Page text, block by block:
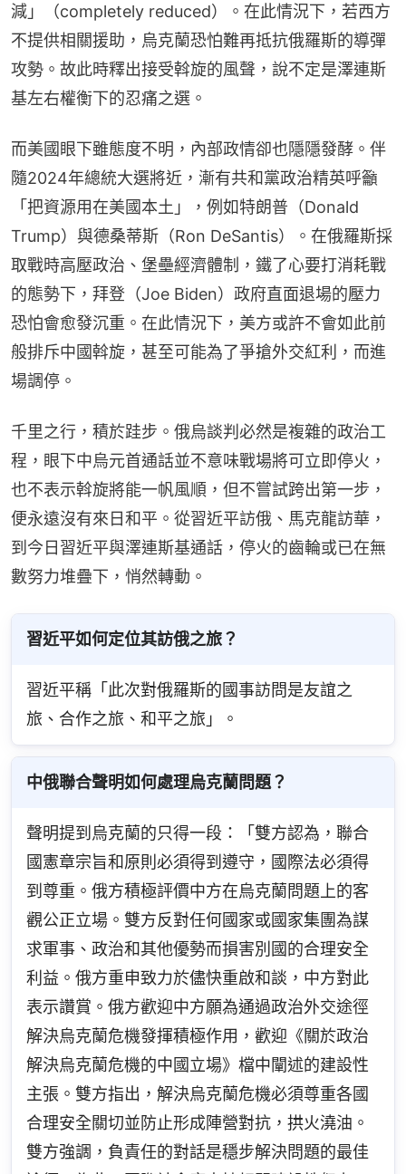
減」（completely reduced）。在此情況下，若西方
不提供相關援助，烏克蘭恐怕難再抵抗俄羅斯的導彈
攻勢。故此時釋出接受斡旋的風聲，說不定是澤連斯
基左右權衡下的忍痛之選。
而美國眼下雖態度不明，內部政情卻也隱隱發酵。伴
隨2024年總統大選將近，漸有共和黨政治精英呼籲
「把資源用在美國本土」，例如特朗普（Donald
Trump）與德桑蒂斯（Ron DeSantis）。在俄羅斯採
取戰時高壓政治、堡壘經濟體制，鐵了心要打消耗戰
的態勢下，拜登（Joe Biden）政府直面退場的壓力
恐怕會愈發沉重。在此情況下，美方或許不會如此前
般排斥中國斡旋，甚至可能為了爭搶外交紅利，而進
場調停。
千里之行，積於跬步。俄烏談判必然是複雜的政治工
程，眼下中烏元首通話並不意味戰場將可立即停火，
也不表示斡旋將能一帆風順，但不嘗試跨出第一步，
便永遠沒有來日和平。從習近平訪俄、馬克龍訪華，
到今日習近平與澤連斯基通話，停火的齒輪或已在無
數努力堆疊下，悄然轉動。
習近平如何定位其訪俄之旅？
習近平稱「此次對俄羅斯的國事訪問是友誼之
旅、合作之旅、和平之旅」。
中俄聯合聲明如何處理烏克蘭問題？
聲明提到烏克蘭的只得一段：「雙方認為，聯合
國憲章宗旨和原則必須得到遵守，國際法必須得
到尊重。俄方積極評價中方在烏克蘭問題上的客
觀公正立場。雙方反對任何國家或國家集團為謀
求軍事、政治和其他優勢而損害別國的合理安全
利益。俄方重申致力於儘快重啟和談，中方對此
表示讚賞。俄方歡迎中方願為通過政治外交途徑
解決烏克蘭危機發揮積極作用，歡迎《關於政治
解決烏克蘭危機的中國立場》檔中闡述的建設性
主張。雙方指出，解決烏克蘭危機必須尊重各國
合理安全關切並防止形成陣營對抗，拱火澆油。
雙方強調，負責任的對話是穩步解決問題的最佳